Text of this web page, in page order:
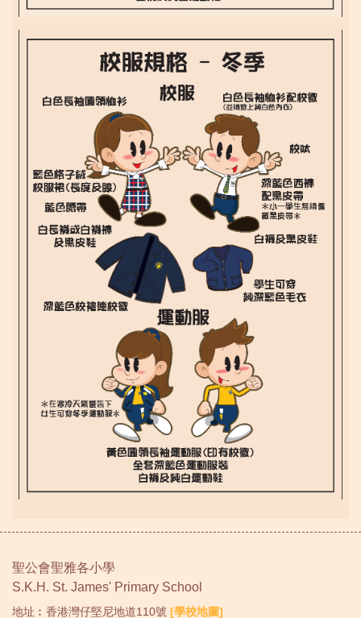
聖公會聖雅各小學
S.K.H. St. James' Primary School
地址︰香港灣仔堅尼地道110號 [學校地圖]